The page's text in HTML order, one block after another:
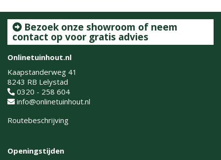
Bezoek onze showroom of neem
contact op voor gratis advies
Onlinetuinhout.nl
Kaapstanderweg 41
8243 RB Lelystad
0320 - 258 604
info@onlinetuinhout.nl
Routebeschrijving
Openingstijden